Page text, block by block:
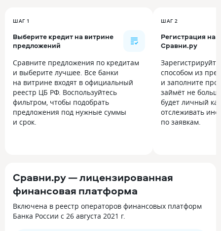
ШАГ 1
Выберите кредит на витрине
предложений
Сравните предложения по кредитам
и выберите лучшее. Все банки
на витрине входят в официальный
реестр ЦБ РФ. Воспользуйтесь
фильтром, чтобы подобрать
предложения под нужные суммы
и срок.
ШАГ 2
Регистрация на
Сравни.ру
способом из
и заполните
займёт не
будет личный
отслеживать
по заявкам.
Сравни.ру — лицензированная
финансовая платформа
Включена в реестр операторов финансовых платформ
Банка России с 26 августа 2021 г.